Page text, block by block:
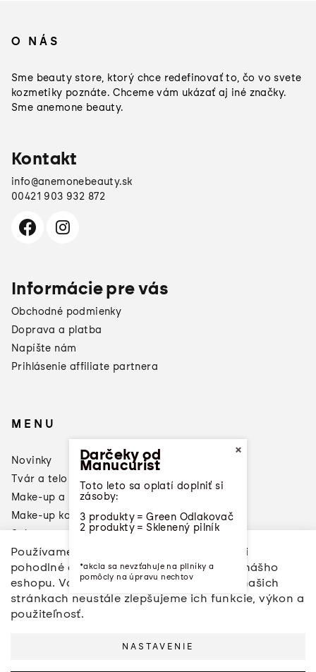
Používame cookies, aby sme vám dopriali
pohodlné a ničím nerušené prehliadanie nášho
eshopu. Vďaka analýze vašich aktivít na našich
stránkach neustále zlepšujeme ich funkcie, výkon a
použiteľnosť.
NASTAVENIE
O NÁS
Sme beauty store, ktorý chce redefinovať to, čo vo svete
kozmetiky poznáte. Chceme vám ukázať aj iné značky.
Sme anemone beauty.
Kontakt
info@anemonebeauty.sk
00421 903 932 872
Informácie pre vás
Obchodné podmienky
Doprava a platba
Napíšte nám
Prihlásenie affiliate partnera
MENU
Novinky
Tvár a telo
Make-up a laky na nechty
Make-up konzultácia
Sale
Značky
Napíšte nám
×
Darčeky od
Manucurist
Toto leto sa oplatí doplniť si
zásoby:
3 produkty = Green Odlakovač
2 produkty = Sklenený pilník
*akcia sa nevzťahuje na pilníky a
pomôcly na úpravu nechtov